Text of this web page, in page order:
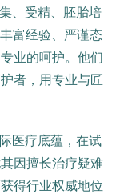
、受精、胚胎培
富经验、严谨态
业的呵护。他们
者，用专业与匠
医疗底蕴，在试
因擅长治疗疑难
得行业权威地位